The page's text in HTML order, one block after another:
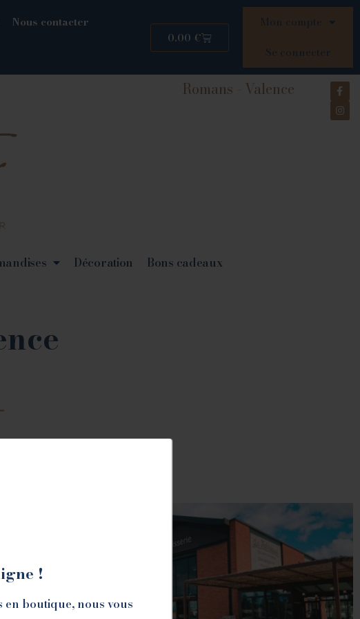
!
boutique, nous vous
Nous contacter
0.00 €
Mon compte
Se connecter
Romans - Valence
Décoration Bons cadeaux